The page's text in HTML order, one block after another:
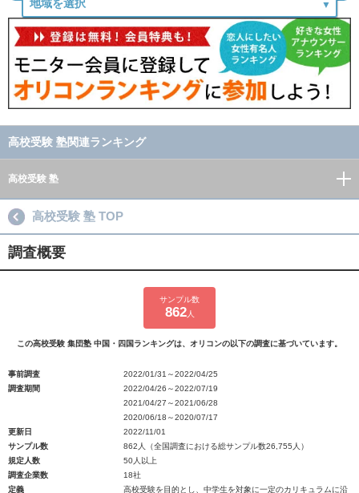
高校受験 塾関連ランキング
高校受験 塾
高校受験 塾 TOP
調査概要
サンプル数
862人
この高校受験 集団塾 中国・四国ランキングは、オリコンの以下の調査に基づいています。
事前調査
2022/01/31～2022/04/25
調査期間
2022/04/26～2022/07/19
2021/04/27～2021/06/28
2020/06/18～2020/07/17
更新日
2022/11/01
サンプル数
862人（全国調査における総サンプル数26,755人）
規定人数
50人以上
調査企業数
18社
定義
高校受験を目的とし、中学生を対象に一定のカリキュラムに沿